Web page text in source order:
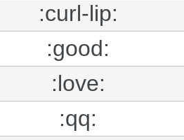
:curl-lip:
:good:
:love:
:qq: